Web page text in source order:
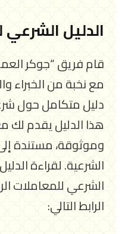
الدليل
قام فريق “جوكر
مع نخبة من الخبراء
دليل متكامل حول
هذا الدليل يقدم
وموثوقة، مستندة
الشرعية. لقراءة
الشرعي للمعاملات
الرابط التالي: